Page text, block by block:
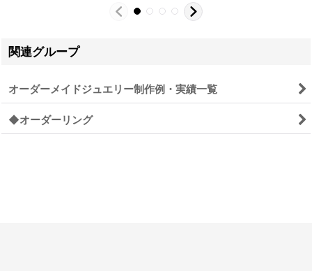
関連グループ
オーダーメイドジュエリー制作例・実績一覧
◆オーダーリング